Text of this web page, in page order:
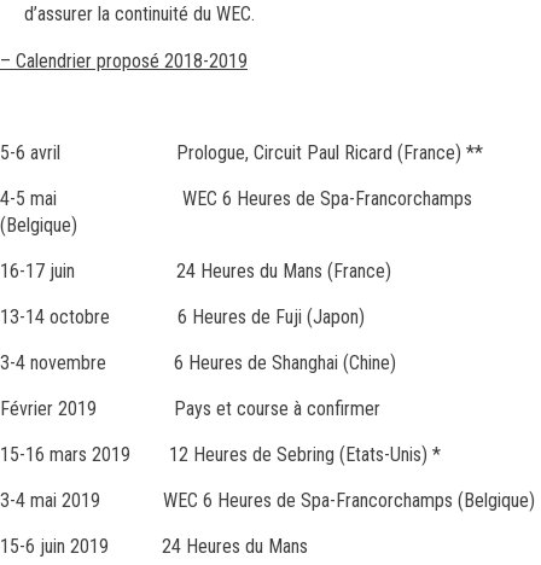
d’assurer la continuité du WEC.
– Calendrier proposé 2018-2019
5-6 avril Prologue, Circuit Paul Ricard (France) **
4-5 mai WEC 6 Heures de Spa-Francorchamps
(Belgique)
16-17 juin 24 Heures du Mans (France)
13-14 octobre 6 Heures de Fuji (Japon)
3-4 novembre 6 Heures de Shanghai (Chine)
Février 2019 Pays et course à confirmer
15-16 mars 2019 12 Heures de Sebring (Etats-Unis) *
3-4 mai 2019 WEC 6 Heures de Spa-Francorchamps (Belgique)
15-6 juin 2019 24 Heures du Mans